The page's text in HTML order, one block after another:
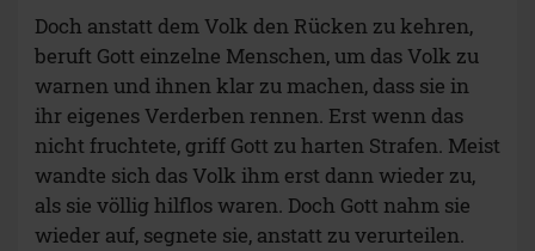
Doch anstatt dem Volk den Rücken zu kehren,
beruft Gott einzelne Menschen, um das Volk zu
warnen und ihnen klar zu machen, dass sie in
ihr eigenes Verderben rennen. Erst wenn das
nicht fruchtete, griff Gott zu harten Strafen. Meist
wandte sich das Volk ihm erst dann wieder zu,
als sie völlig hilflos waren. Doch Gott nahm sie
wieder auf, segnete sie, anstatt zu verurteilen.